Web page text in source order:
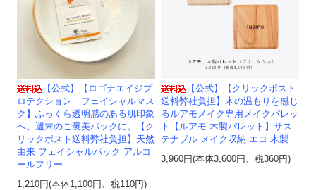
【公式】【ロゴナエイジプ
ロテクション フェイシャルマス
ク】ふっくら透明感のある肌印象
へ。週末のご褒美パックに。【ク
リックポスト送料弊社負担】天然
由来 フェイシャルパック アルコ
ールフリー
1,210円(本体1,100円、税110円)
【公式】【クリックポスト
送料弊社負担】木の温もりを感じ
るルアモメイク専用メイクパレッ
ト【ルアモ 木製パレット】サス
テナブル メイク収納 エコ 木製
3,960円(本体3,600円、税360円)